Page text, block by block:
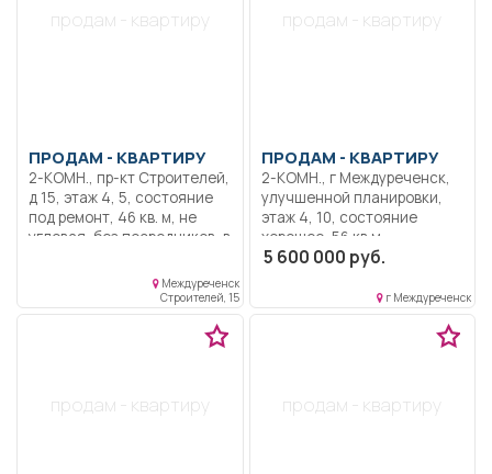
продам - квартиру
ПРОДАМ - КВАРТИРУ
2-КОМН., пр-кт Строителей,
д 15, этаж 4, 5, состояние
под ремонт, 46 кв. м, не
угловая, без посредников, в
Требуется ремонт.Междуреченск
Строителей, 15
продам - квартиру
ПРОДАМ - КВАРТИРУ
2-КОМН., г Междуреченск,
улучшенной планировки,
этаж 4, 10, состояние
хорошее, 56 кв.м,
пластиковые окна, новая
балкон, в уютном уголке
города, рядом друга, парк,
магазины, Очень теплая
5 600 000 руб.
г Междуреченск
продам - квартиру продам - квартиру